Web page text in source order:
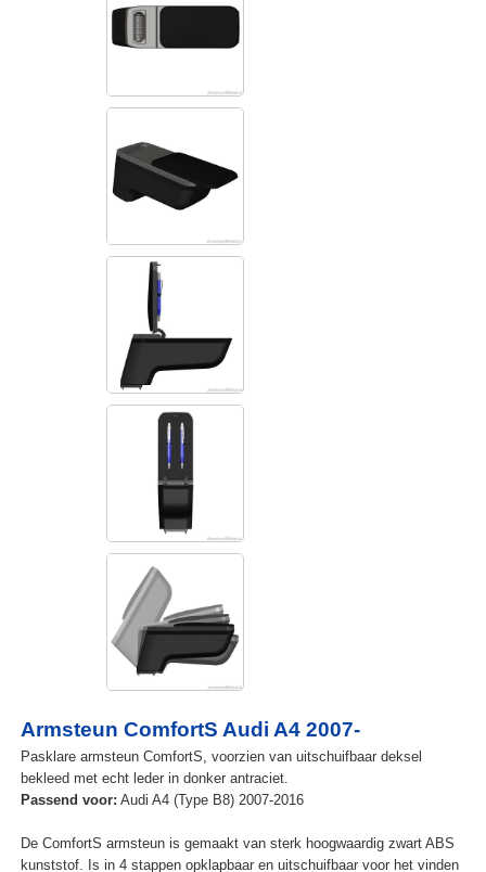
Armsteun ComfortS Audi A4 2007-
Pasklare armsteun ComfortS, voorzien van uitschuifbaar deksel
bekleed met echt leder in donker antraciet.
Passend voor: Audi A4 (Type B8) 2007-2016
De ComfortS armsteun is gemaakt van sterk hoogwaardig zwart ABS
kunststof. Is in 4 stappen opklapbaar en uitschuifbaar voor het vinden